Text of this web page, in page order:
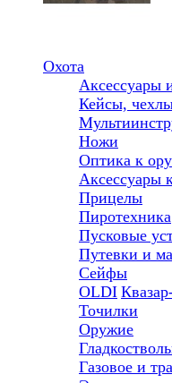
Охота
Аксессуары
Кейсы,
Ножи
Оптика к
Аксессуары
Прицелы
Пиротехника
Пусковые
Путевки и
Сейфы
OLDI
Точилки
Оружие
Газовое и